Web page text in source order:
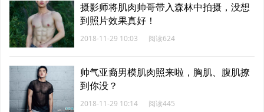
摄影师将肌肉帅哥带入森林中拍摄，没想
到照片效果真好！
2018-11-29 10:03 阅读624
帅气亚裔男模肌肉照来啦，胸肌、腹肌撩
到你没？
2018-11-29 10:14 阅读445